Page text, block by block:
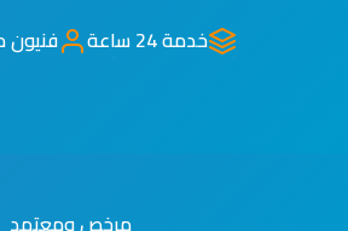
خدمة 24 ساعة فنيون
مرخص ومعتمد